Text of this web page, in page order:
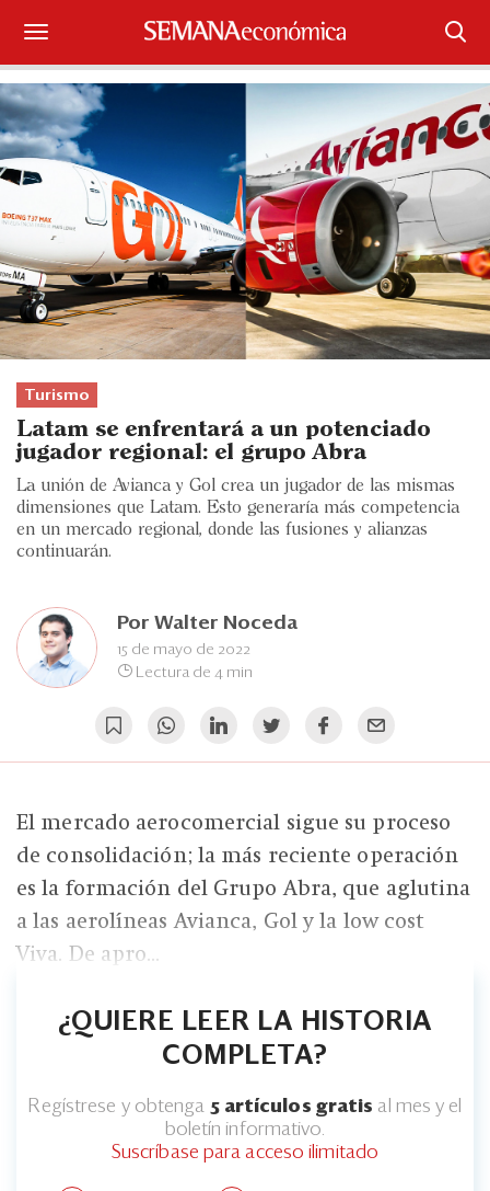
Suscríbase
Iniciar sesión
Portada
¿Qué está pasando?
Sectores y Empresas
Management
Economía y Finanzas
Legal y Política
Eventos
Blogs
Edición Impresa
Turismo
Latam se enfrentará a un potenciado
jugador regional: el grupo Abra
La unión de Avianca y Gol crea un jugador de las mismas
dimensiones que Latam. Esto generaría más competencia
en un mercado regional, donde las fusiones y alianzas
continuarán.
Por Walter Noceda
15 de mayo de 2022
Lectura de 4 min
El mercado aerocomercial sigue su proceso
de consolidación; la más reciente operación
es la formación del Grupo Abra, que aglutina
a las aerolíneas Avianca, Gol y la low cost
Viva. De apro...
¿QUIERE LEER LA HISTORIA
COMPLETA?
Regístrese y obtenga 5 artículos gratis al mes y el
boletín informativo.
Suscríbase para acceso ilimitado